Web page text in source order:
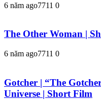
6 năm ago7711 0
The Other Woman |
6 năm ago7711 0
Gotcher | “The
Universe | Short Film